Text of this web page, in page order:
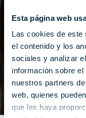
Esta página web
Las cookies de este
el contenido y los
sociales y analizar
información sobre
nuestros partners
web, quienes
que les haya